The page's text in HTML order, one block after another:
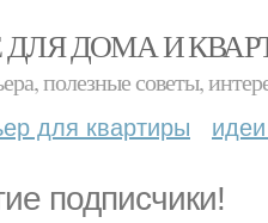
ДЛЯ ДОМА И
полезные советы,
для квартиры
подписчики!